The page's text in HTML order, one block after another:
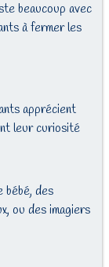
beaucoup avec
à fermer les
apprécient
leur curiosité
bébé, des
ou des imagiers